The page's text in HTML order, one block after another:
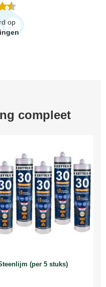
op
compleet
(per 5 stuks)